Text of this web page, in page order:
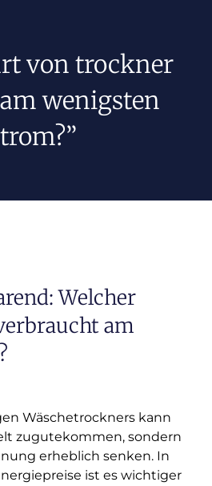
von trockner
wenigsten
Welcher
am
Wäschetrockners kann
zugutekommen, sondern
erheblich senken. In
ist es wichtiger